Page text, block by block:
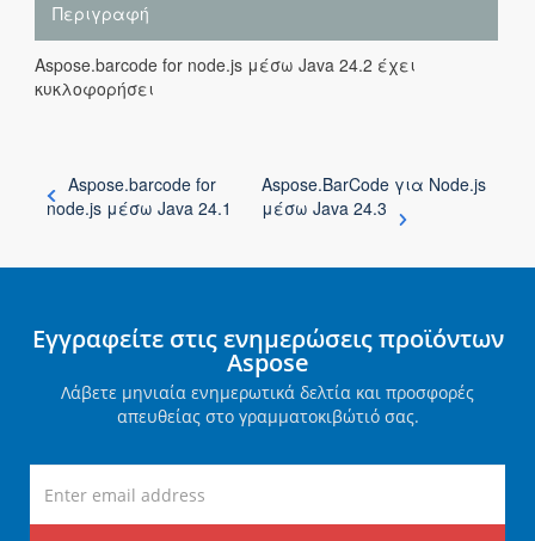
Περιγραφή
Aspose.barcode for node.js μέσω Java 24.2 έχει
κυκλοφορήσει
Aspose.barcode for
node.js μέσω Java 24.1
Aspose.BarCode για Node.js
μέσω Java 24.3
Εγγραφείτε στις ενημερώσεις προϊόντων
Aspose
Λάβετε μηνιαία ενημερωτικά δελτία και προσφορές
απευθείας στο γραμματοκιβώτιό σας.